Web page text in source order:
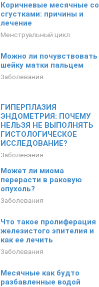
Коричневые месячные со
сгустками: причины и
лечение
Менструальный цикл
Можно ли почувствовать
шейку матки пальцем
Заболевания
ГИПЕРПЛАЗИЯ
ЭНДОМЕТРИЯ: ПОЧЕМУ
НЕЛЬЗЯ НЕ ВЫПОЛНЯТЬ
ГИСТОЛОГИЧЕСКОЕ
ИССЛЕДОВАНИЕ?
Заболевания
Может ли миома
перерасти в раковую
опухоль?
Заболевания
Что такое пролиферация
железистого эпителия и
как ее лечить
Заболевания
Месячные как будто
разбавленные водой